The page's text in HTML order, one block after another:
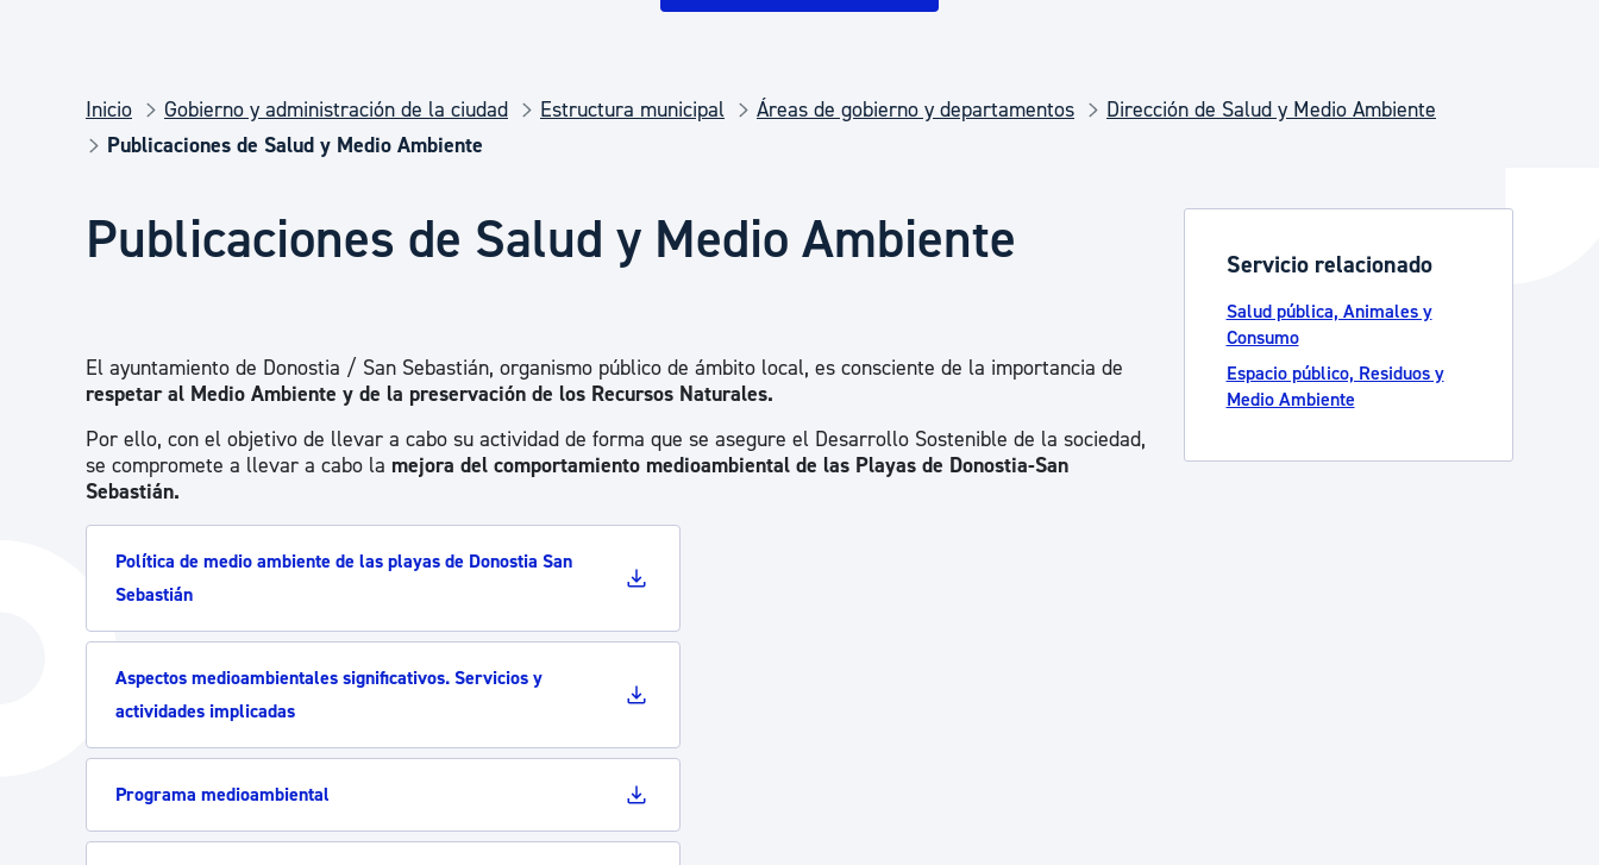
Espacio público, residuos y medioambiente
Seguridad ciudadana y emergencias Euskera
Participación ciudadana y asociacionismo
Deporte Turismo
La ciudad ahora
Descubre la ciudad
La ciudad futura
Avisos
Inicio Gobierno y administración de la ciudad Estructura municipal Áreas de gobierno y departamentos
Dirección de Salud y Medio Ambiente
Publicaciones de Salud y Medio Ambiente
Publicaciones de Salud y Medio Ambiente
El ayuntamiento de Donostia / San Sebastián, organismo público de ámbito local, es consciente de la importancia de
respetar al Medio Ambiente y de la preservación de los Recursos Naturales.
Por ello, con el objetivo de llevar a cabo su actividad de forma que se asegure el Desarrollo Sostenible de la sociedad,
se compromete a llevar a cabo la mejora del comportamiento medioambiental de las Playas de Donostia-San
Sebastián.
Política de medio ambiente de las playas de Donostia San
Sebastián
Aspectos medioambientales significativos. Servicios y
actividades implicadas
Programa medioambiental
Servicio relacionado
Salud pública, Animales y
Consumo
Espacio público, Residuos y
Medio Ambiente